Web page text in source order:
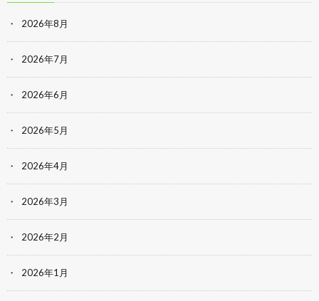
2026年8月
2026年7月
2026年6月
2026年5月
2026年4月
2026年3月
2026年2月
2026年1月